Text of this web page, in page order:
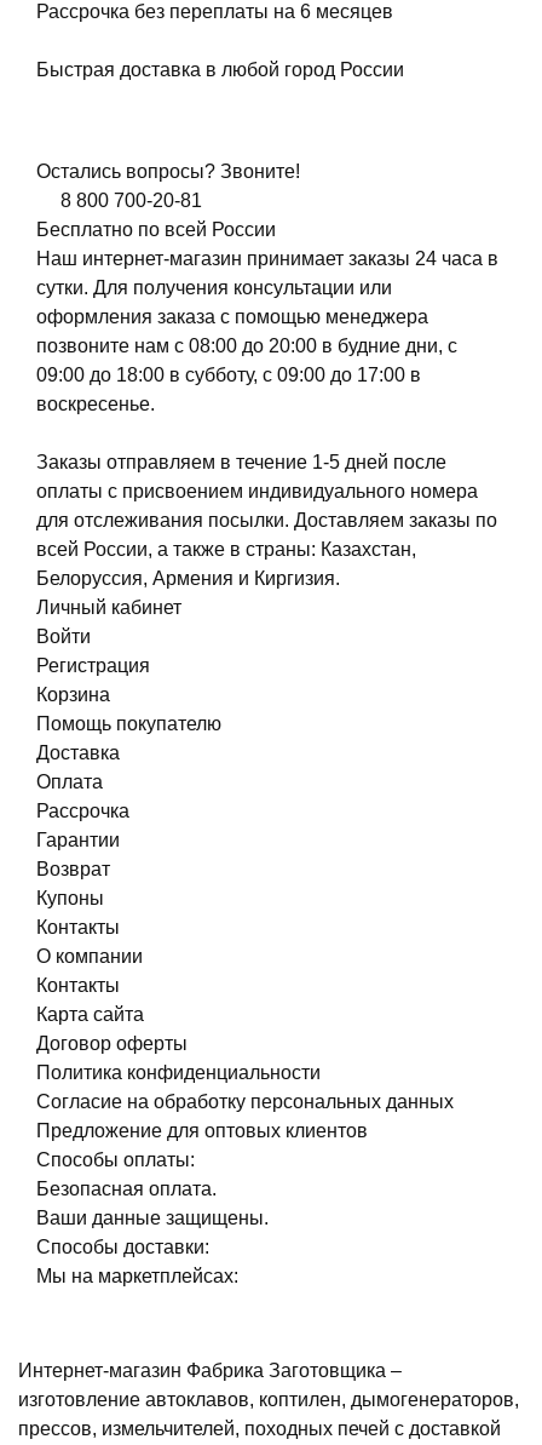
Рассрочка без переплаты на 6 месяцев
Быстрая доставка в любой город России
Остались вопросы? Звоните!
8 800 700-20-81
Бесплатно по всей России
Наш интернет-магазин принимает заказы 24 часа в
сутки. Для получения консультации или
оформления заказа с помощью менеджера
позвоните нам с 08:00 до 20:00 в будние дни, с
09:00 до 18:00 в субботу, с 09:00 до 17:00 в
воскресенье.
Заказы отправляем в течение 1-5 дней после
оплаты с присвоением индивидуального номера
для отслеживания посылки. Доставляем заказы по
всей России, а также в страны: Казахстан,
Белоруссия, Армения и Киргизия.
Личный кабинет
Войти
Регистрация
Корзина
Помощь покупателю
Доставка
Оплата
Рассрочка
Гарантии
Возврат
Купоны
Контакты
О компании
Контакты
Карта сайта
Договор оферты
Политика конфиденциальности
Согласие на обработку персональных данных
Предложение для оптовых клиентов
Способы оплаты:
Безопасная оплата.
Ваши данные защищены.
Способы доставки:
Мы на маркетплейсах:
Интернет-магазин Фабрика Заготовщика –
изготовление автоклавов, коптилен, дымогенераторов,
прессов, измельчителей, походных печей с доставкой